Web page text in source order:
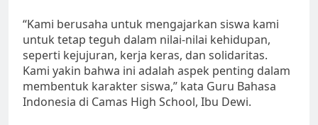
“Kami berusaha untuk mengajarkan siswa kami
untuk tetap teguh dalam nilai-nilai kehidupan,
seperti kejujuran, kerja keras, dan solidaritas.
Kami yakin bahwa ini adalah aspek penting dalam
membentuk karakter siswa,” kata Guru Bahasa
Indonesia di Camas High School, Ibu Dewi.